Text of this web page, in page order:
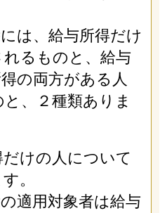
は、給与所得だけ
るものと、給与
の両方がある人
、２種類ありま
けの人について
。
適用対象者は給与